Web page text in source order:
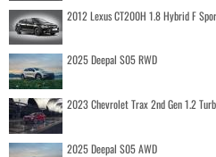
2012 Lexus CT200H 1.8 Hybrid F
2025 Deepal S05 RWD
2023 Chevrolet Trax 2nd Gen 1.2
2025 Deepal S05 AWD